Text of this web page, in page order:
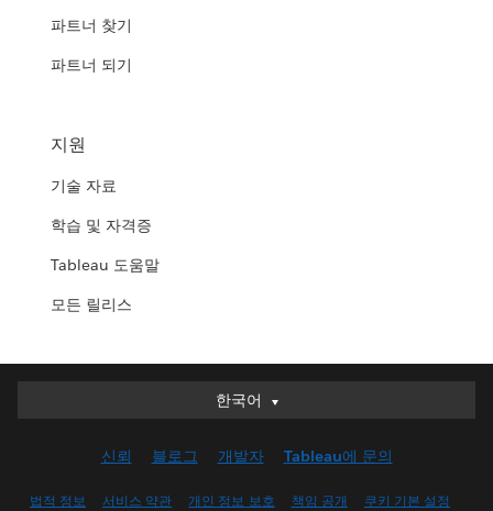
파트너 찾기
파트너 되기
지원
기술 자료
학습 및 자격증
Tableau 도움말
모든 릴리스
한국어
한국어
English (UK)
신뢰 블로그 개발자 Tableau에 문의
법적 정보 서비스 약관 개인 정보 보호 책임 공개 쿠키 기본 설정